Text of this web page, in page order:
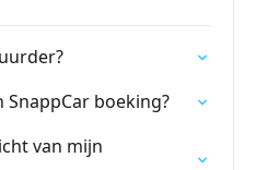
SnappCar boeking?
van mijn